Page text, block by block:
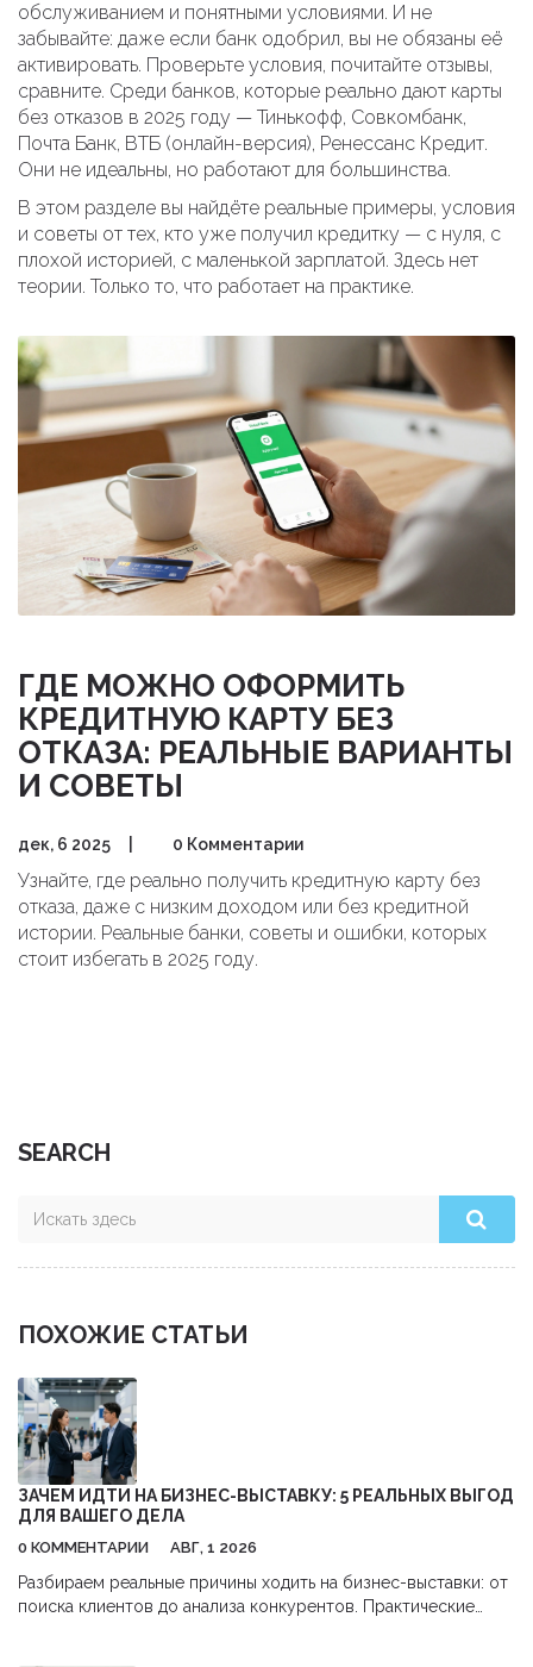
обслуживанием и понятными условиями. И не
забывайте: даже если банк одобрил, вы не обязаны её
активировать. Проверьте условия, почитайте отзывы,
сравните. Среди банков, которые реально дают карты
без отказов в 2025 году — Тинькофф, Совкомбанк,
Почта Банк, ВТБ (онлайн-версия), Ренессанс Кредит.
Они не идеальны, но работают для большинства.
В этом разделе вы найдёте реальные примеры, условия
и советы от тех, кто уже получил кредитку — с нуля, с
плохой историей, с маленькой зарплатой. Здесь нет
теории. Только то, что работает на практике.
ГДЕ МОЖНО ОФОРМИТЬ
КРЕДИТНУЮ КАРТУ БЕЗ
ОТКАЗА: РЕАЛЬНЫЕ ВАРИАНТЫ
И СОВЕТЫ
дек, 6 2025 0 Комментарии
Узнайте, где реально получить кредитную карту без
отказа, даже с низким доходом или без кредитной
истории. Реальные банки, советы и ошибки, которых
стоит избегать в 2025 году.
SEARCH
ПОХОЖИЕ СТАТЬИ
ЗАЧЕМ ИДТИ НА БИЗНЕС-ВЫСТАВКУ: 5 РЕАЛЬНЫХ ВЫГОД
ДЛЯ ВАШЕГО ДЕЛА
0 КОММЕНТАРИИ АВГ, 1 2026
Разбираем реальные причины ходить на бизнес-выставки: от
поиска клиентов до анализа конкурентов. Практические